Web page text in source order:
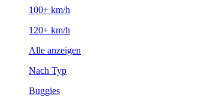
100+ km/h
120+ km/h
Alle anzeigen
Nach Typ
Buggies